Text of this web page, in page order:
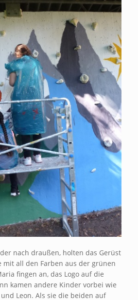
nach draußen, holten das Gerüst
mit all den Farben aus der grünen
fingen an, das Logo auf die
kamen andere Kinder vorbei wie
Leon. Als sie die beiden auf